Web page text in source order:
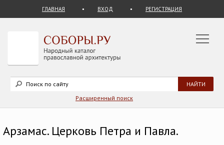
ГЛАВНАЯ ВХОД РЕГИСТРАЦИЯ
Расширенный поиск
Арзамас. Церковь Петра и Павла.